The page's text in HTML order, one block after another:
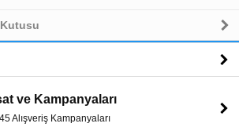
ve Kampanyaları
Alışveriş Kampanyaları